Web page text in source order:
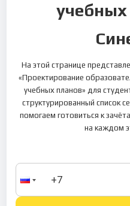
учебных
На этой странице
«Проектирование
учебных планов» для
структурированный список
помогаем готовиться к
на каждом